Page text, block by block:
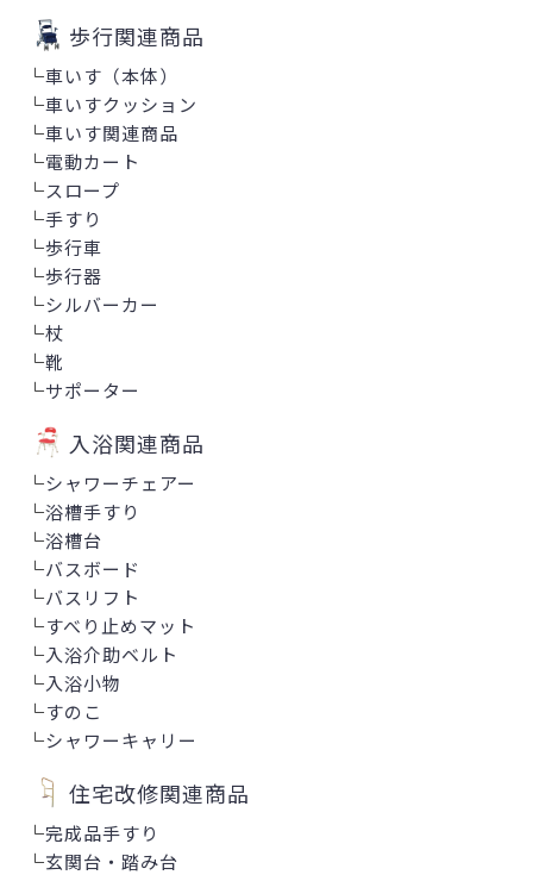
歩行関連商品
└車いす（本体）
└車いすクッション
└車いす関連商品
└電動カート
└スロープ
└手すり
└歩行車
└歩行器
└シルバーカー
└杖
└靴
└サポーター
入浴関連商品
└シャワーチェアー
└浴槽手すり
└浴槽台
└バスボード
└バスリフト
└すべり止めマット
└入浴介助ベルト
└入浴小物
└すのこ
└シャワーキャリー
住宅改修関連商品
└完成品手すり
└玄関台・踏み台